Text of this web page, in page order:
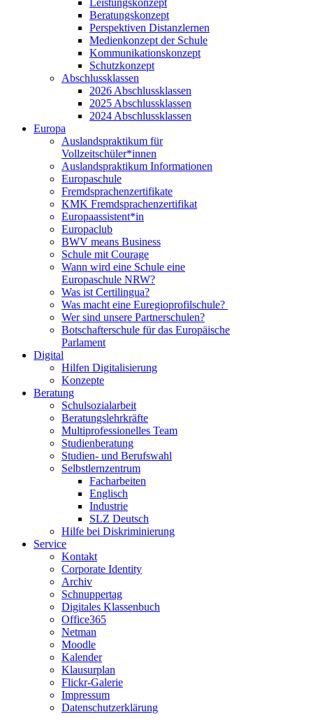
Leistungskonzept
Beratungskonzept
Perspektiven Distanzlernen
Medienkonzept der Schule
Kommunikationskonzept
Schutzkonzept
Abschlussklassen
2026 Abschlussklassen
2025 Abschlussklassen
2024 Abschlussklassen
Europa
Auslandspraktikum für
Vollzeitschüler*innen
Auslandspraktikum Informationen
Europaschule
Fremdsprachenzertifikate
KMK Fremdsprachenzertifikat
Europaassistent*in
Europaclub
BWV means Business
Schule mit Courage
Wann wird eine Schule eine
Europaschule NRW?
Was ist Certilingua?
Was macht eine Euregioprofilschule?
Wer sind unsere Partnerschulen?
Botschafterschule für das Europäische
Parlament
Digital
Hilfen Digitalisierung
Konzepte
Beratung
Schulsozialarbeit
Beratungslehrkräfte
Multiprofessionelles Team
Studienberatung
Studien- und Berufswahl
Selbstlernzentrum
Facharbeiten
Englisch
Industrie
SLZ Deutsch
Hilfe bei Diskriminierung
Service
Kontakt
Corporate Identity
Archiv
Schnuppertag
Digitales Klassenbuch
Office365
Netman
Moodle
Kalender
Klausurplan
Flickr-Galerie
Impressum
Datenschutzerklärung